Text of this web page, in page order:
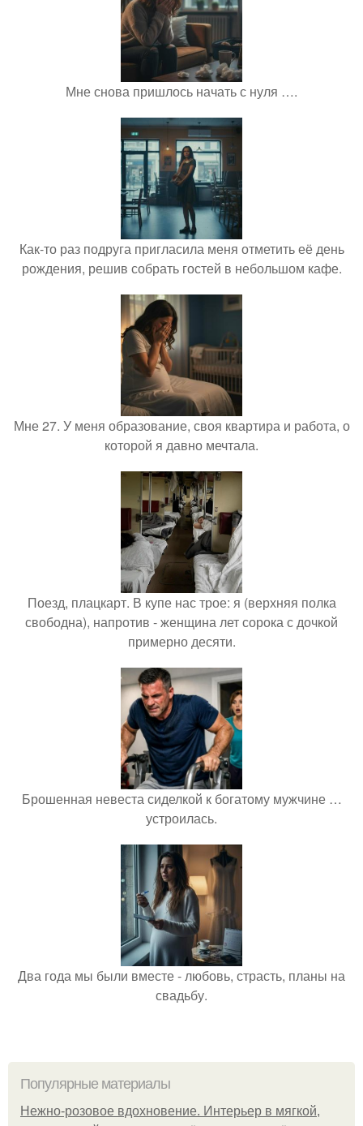
Мне снова пришлось начать с нуля ….
Как-то раз подруга пригласила меня отметить её день
рождения, решив собрать гостей в небольшом кафе.
Мне 27. У меня образование, своя квартира и работа, о
которой я давно мечтала.
Поезд, плацкарт. В купе нас трое: я (верхняя полка
свободна), напротив - женщина лет сорока с дочкой
примерно десяти.
Брошенная невеста сиделкой к богатому мужчине …
устроилась.
Два года мы были вместе - любовь, страсть, планы на
свадьбу.
Популярные материалы
Нежно-розовое вдохновение. Интерьер в мягкой,